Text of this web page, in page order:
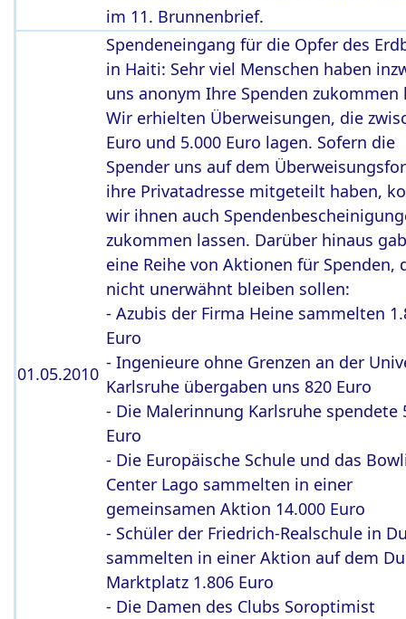
im 11. Brunnenbrief.
01.05.2010
Spendeneingang für die Opfer des
in Haiti: Sehr viel Menschen haben
uns anonym Ihre Spenden zukommen
Wir erhielten Überweisungen, die
Euro und 5.000 Euro lagen. Sofern die
Spender uns auf dem
ihre Privatadresse mitgeteilt haben,
wir ihnen auch
zukommen lassen. Darüber hinaus
eine Reihe von Aktionen für Spenden,
nicht unerwähnt bleiben sollen:
- Azubis der Firma Heine sammelten
Euro
- Ingenieure ohne Grenzen an der
Karlsruhe übergaben uns 820 Euro
- Die Malerinnung Karlsruhe spendete
Euro
- Die Europäische Schule und das
Center Lago sammelten in einer
gemeinsamen Aktion 14.000 Euro
- Schüler der Friedrich-Realschule in
sammelten in einer Aktion auf dem
Marktplatz 1.806 Euro
- Die Damen des Clubs Soroptimist